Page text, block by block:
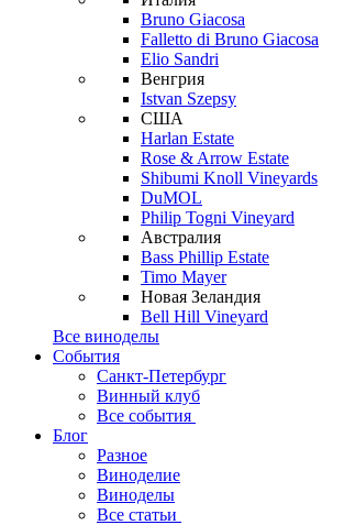
Bruno Giacosa
Falletto di Bruno Giacosa
Elio Sandri
Венгрия
Istvan Szepsy
США
Harlan Estate
Rose & Arrow Estate
Shibumi Knoll Vineyards
DuMOL
Philip Togni Vineyard
Австралия
Bass Phillip Estate
Timo Mayer
Новая Зеландия
Bell Hill Vineyard
Все виноделы
События
Санкт-Петербург
Винный клуб
Все события
Блог
Разное
Виноделие
Виноделы
Все статьи